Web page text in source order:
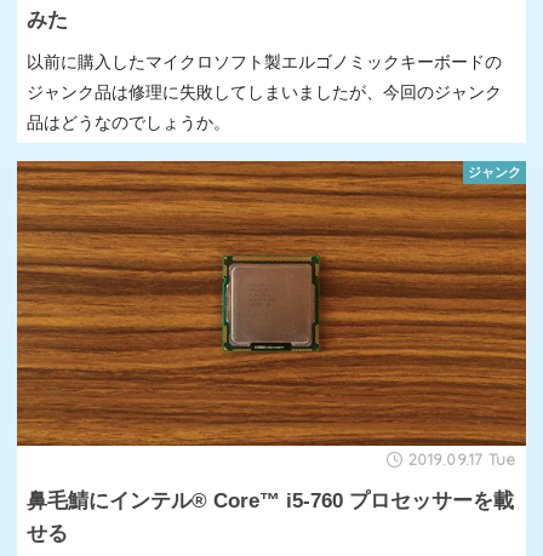
みた
以前に購入したマイクロソフト製エルゴノミックキーボードの
ジャンク品は修理に失敗してしまいましたが、今回のジャンク
品はどうなのでしょうか。
ジャンク
2019.09.17 Tue
鼻毛鯖にインテル® Core™ i5-760 プロセッサーを載
せる